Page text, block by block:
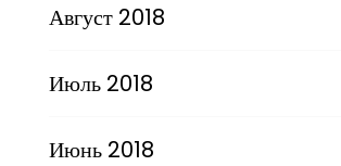
Август 2018
Июль 2018
Июнь 2018